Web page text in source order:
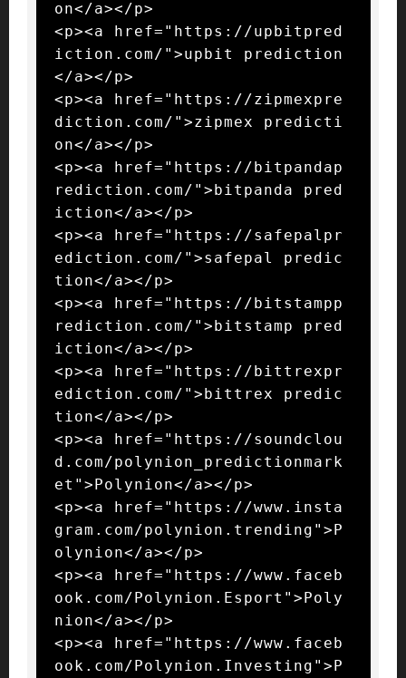
on</a></p>
<p><a href="https://upbitpred
iction.com/">upbit prediction
</a></p>
<p><a href="https://zipmexpre
diction.com/">zipmex predicti
on</a></p>
<p><a href="https://bitpandap
rediction.com/">bitpanda pred
iction</a></p>
<p><a href="https://safepalpr
ediction.com/">safepal predic
tion</a></p>
<p><a href="https://bitstampp
rediction.com/">bitstamp pred
iction</a></p>
<p><a href="https://bittrexpr
ediction.com/">bittrex predic
tion</a></p>
<p><a href="https://soundclou
d.com/polynion_predictionmark
et">Polynion</a></p>
<p><a href="https://www.insta
gram.com/polynion.trending">P
olynion</a></p>
<p><a href="https://www.faceb
ook.com/Polynion.Esport">Poly
nion</a></p>
<p><a href="https://www.faceb
ook.com/Polynion.Investing">P